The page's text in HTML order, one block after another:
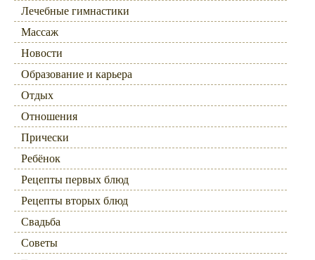
Лечебные гимнастики
Массаж
Новости
Образование и карьера
Отдых
Отношения
Прически
Ребёнок
Рецепты первых блюд
Рецепты вторых блюд
Свадьба
Советы